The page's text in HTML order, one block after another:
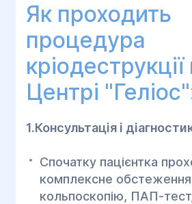
Як проходить
процедура
кріодеструкції
Центрі
1.Консультація і
Спочатку пацієнтка
комплексне
кольпоскопію, ПАП-